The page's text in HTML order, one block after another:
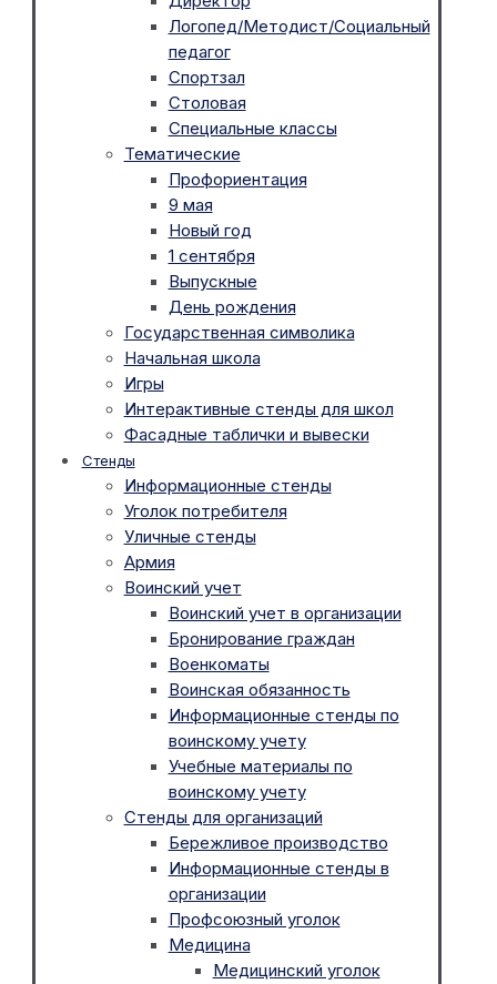
Логопед/Методист/Социальный
педагог
Спортзал
Столовая
Специальные классы
Тематические
Профориентация
9 мая
Новый год
1 сентября
Выпускные
День рождения
Государственная символика
Начальная школа
Игры
Интерактивные стенды для школ
Фасадные таблички и вывески
Стенды
Информационные стенды
Уголок потребителя
Уличные стенды
Армия
Воинский учет
Воинский учет в организации
Бронирование граждан
Военкоматы
Воинская обязанность
Информационные стенды по
воинскому учету
Учебные материалы по
воинскому учету
Стенды для организаций
Бережливое производство
Информационные стенды в
организации
Профсоюзный уголок
Медицина
Медицинский уголок